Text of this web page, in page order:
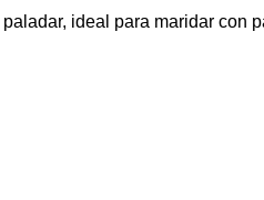
ideal para maridar